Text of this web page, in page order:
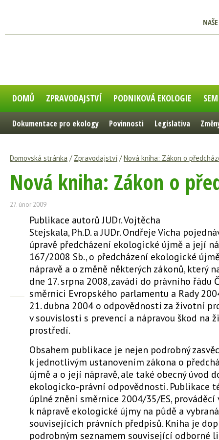
DOMŮ ZPRAVODAJSTVÍ PODNIKOVÁ EKOLOGIE
Dokumentace pro ekology Povinnosti Legislativa
Domovská stránka / Zpravodajství /Nová kniha: Zákon o
Nová kniha: Zákon o
27. únor 2009
Publikace autorů JUDr. Vojtěcha
Stejskala, Ph.D. a JUDr. Ondřeje Vícha
úpravě předcházení ekologické újmě a její
167/2008 Sb., o předcházení ekologické
nápravě a o změně některých zákonů, který
dne 17. srpna 2008, zavádí do právního řádu
směrnici Evropského parlamentu a Rady
21. dubna 2004 o odpovědnosti za životní
v souvislosti s prevencí a nápravou škod na
prostředí.
Obsahem publikace je nejen podrobný
k jednotlivým ustanovením zákona o
újmě a o její nápravě, ale také obecný úvod
ekologicko-právní odpovědnosti. Publikace
úplné znění směrnice 2004/35/ES, prováděcí
k nápravě ekologické újmy na půdě a
souvisejících právních předpisů. Kniha je
podrobným seznamem související odborné